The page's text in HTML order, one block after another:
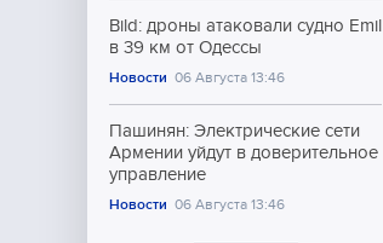
Bild: дроны атаковали судно Emil
в 39 км от Одессы
Новости 06 Августа 13:46
Пашинян: Электрические сети
Армении уйдут в доверительное
управление
Новости 06 Августа 13:46